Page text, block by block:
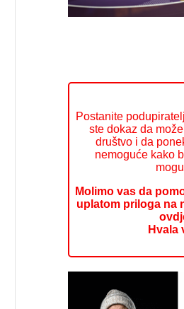
Postanite
ste dokaz da
društvo i da
nemoguće kako
Molimo vas da
uplatom priloga na
Hvala